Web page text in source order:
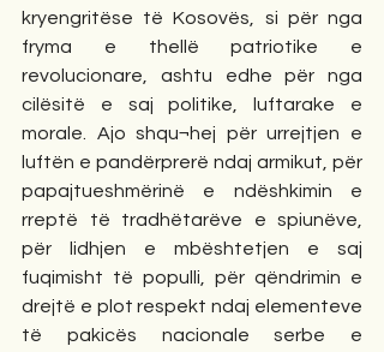
kryengritëse të Kosovës, si për nga
fryma e thellë patriotike e
revolucionare, ashtu edhe për nga
cilësitë e saj politike, luftarake e
morale. Ajo shqu¬hej për urrejtjen e
luftën e pandërprerë ndaj armikut, për
papajtueshmërinë e ndëshkimin e
rreptë të tradhëtarëve e spiunëve,
për lidhjen e mbështetjen e saj
fuqimisht të populli, për qëndrimin e
drejtë e plot respekt ndaj elementeve
të pakicës nacionale serbe e